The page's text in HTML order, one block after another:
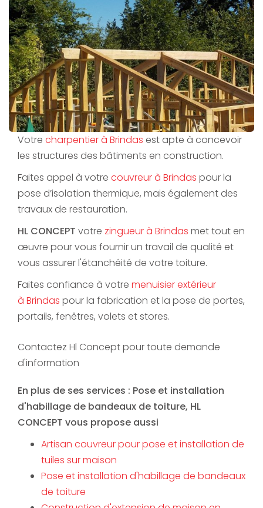
Votre charpentier à Brindas est apte à concevoir
les structures des bâtiments en construction.
Faites appel à votre couvreur à Brindas pour la
pose d’isolation thermique, mais également des
travaux de restauration.
HL CONCEPT votre zingueur à Brindas met tout en
œuvre pour vous fournir un travail de qualité et
vous assurer l'étanchéité de votre toiture.
Faites confiance à votre menuisier extérieur
à Brindas pour la fabrication et la pose de portes,
portails, fenêtres, volets et stores.
Contactez Hl Concept pour toute demande
d'information
En plus de ses services : Pose et installation
d'habillage de bandeaux de toiture, HL
CONCEPT vous propose aussi
Artisan couvreur pour pose et installation de
tuiles sur maison
Pose et installation d'habillage de bandeaux
de toiture